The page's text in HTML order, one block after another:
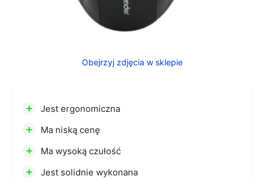
Obejrzyj zdjęcia w sklepie
+ Jest ergonomiczna
+ Ma niską cenę
+ Ma wysoką czułość
+ Jest solidnie wykonana